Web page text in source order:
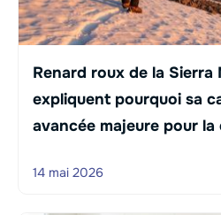
Renard roux de la
expliquent pourquoi sa
avancée majeure pour
14 mai 2026